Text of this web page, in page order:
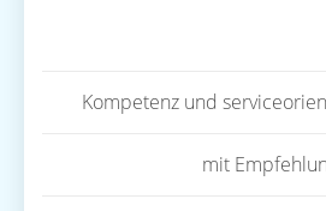
Kompetenz und
mit